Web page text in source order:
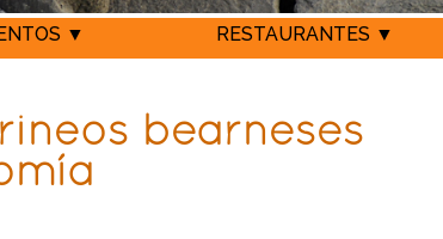
▼ RESTAURANTES ▼
bearneses